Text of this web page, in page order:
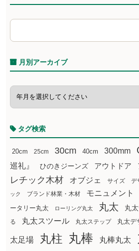
月別アーカイブ
タグ検索
20cm 25cm 30cm 40cm 300mm
巡礼』
ひのきジーンズ アウトドア
レチック木材
オブジェ サイズ デ
ック ブランド林業・木材 モニュメント
ータリー丸太
ローリング丸太 丸太 丸
る
丸太スツール 丸太ステップ 丸太デ
太足場 丸柱 丸棒 丸棒丸太